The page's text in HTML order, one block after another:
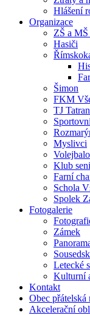
Hlášení
Organizace
ZŠ a
Hasiči
Šimon
FKM
TJ Tatran
Myslivci
Klub
Farní
Schola
Spolek
Fotogalerie
Zámek
Letecké
Kulturní
Kontakt
Obec přátelská
Akcelerační